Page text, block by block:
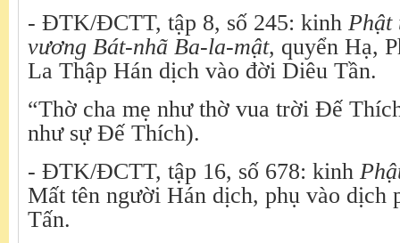
- ĐTK/ĐCTT, tập 8, số 245: kinh Phật
vương Bát-nhã Ba-la-mật, quyển Hạ,
La Thập Hán dịch vào đời Diêu Tần.
“Thờ cha mẹ như thờ vua trời Đế
như sự Đế Thích).
- ĐTK/ĐCTT, tập 16, số 678: kinh
Mất tên người Hán dịch, phụ vào dịch
Tấn.